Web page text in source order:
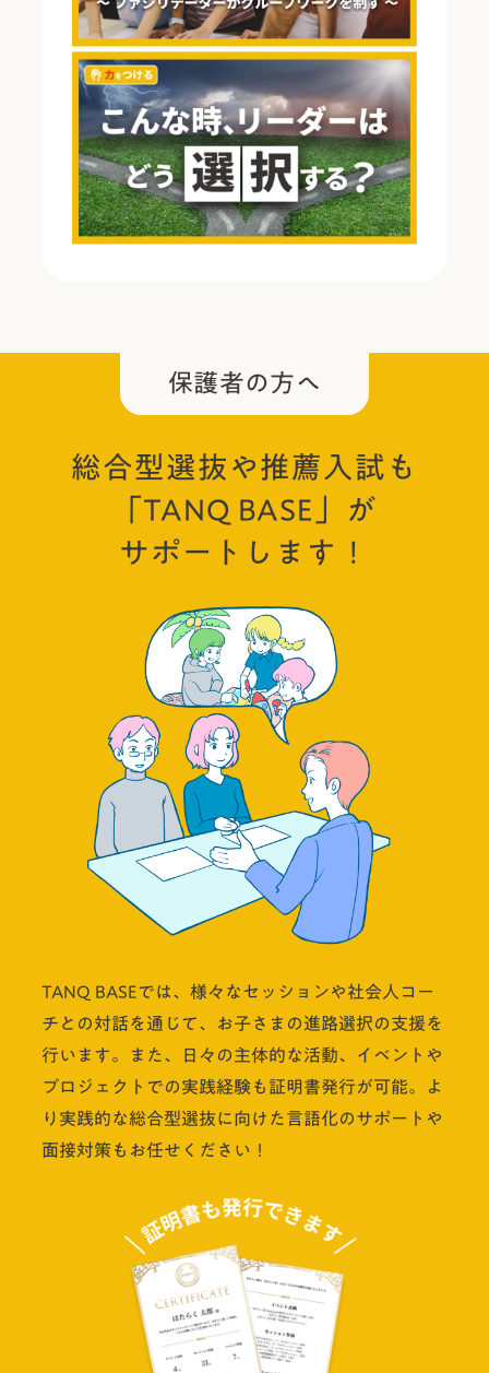
保護者の方へ
総合型選抜や推薦入試も
「TANQ BASE」が
サポートします！
TANQ BASEでは、様々なセッションや社会人コー
チとの対話を通じて、お子さまの進路選択の支援を
行います。また、日々の主体的な活動、イベントや
プロジェクトでの実践経験も証明書発行が可能。よ
り実践的な総合型選抜に向けた言語化のサポートや
面接対策もお任せください！